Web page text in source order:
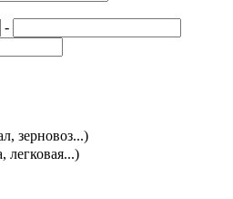
-
зерновоз...)
легковая...)